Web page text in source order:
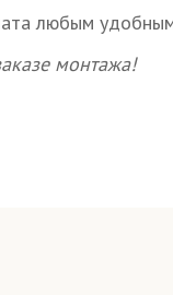
любым
монтажа!